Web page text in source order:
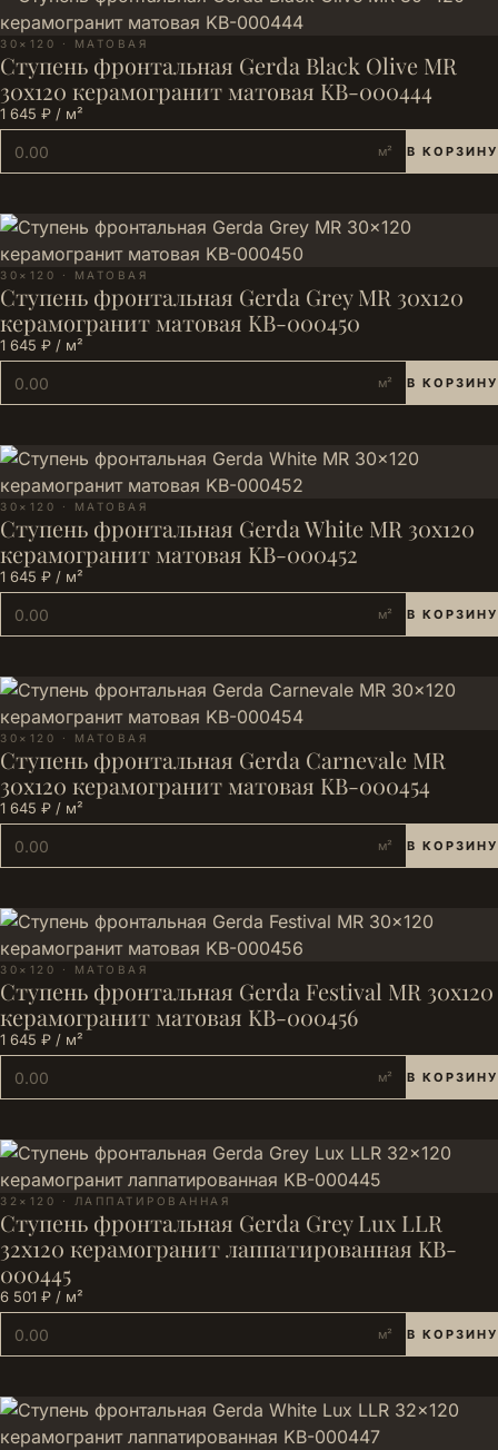
30×120 · МАТОВАЯ
Ступень фронтальная Gerda Black Olive MR
30x120 керамогранит матовая KB-000444
1 645 ₽ / м²
м² В КОРЗИНУ
30×120 · МАТОВАЯ
Ступень фронтальная Gerda Grey MR 30x120
керамогранит матовая KB-000450
1 645 ₽ / м²
м² В КОРЗИНУ
30×120 · МАТОВАЯ
Ступень фронтальная Gerda White MR 30x120
керамогранит матовая KB-000452
1 645 ₽ / м²
м² В КОРЗИНУ
30×120 · МАТОВАЯ
Ступень фронтальная Gerda Carnevale MR
30x120 керамогранит матовая KB-000454
1 645 ₽ / м²
м² В КОРЗИНУ
30×120 · МАТОВАЯ
Ступень фронтальная Gerda Festival MR 30x120
керамогранит матовая KB-000456
1 645 ₽ / м²
м² В КОРЗИНУ
32×120 · ЛАППАТИРОВАННАЯ
Ступень фронтальная Gerda Grey Lux LLR
32x120 керамогранит лаппатированная KB-
000445
6 501 ₽ / м²
м² В КОРЗИНУ